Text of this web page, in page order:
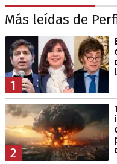
Más leídas de
1
2